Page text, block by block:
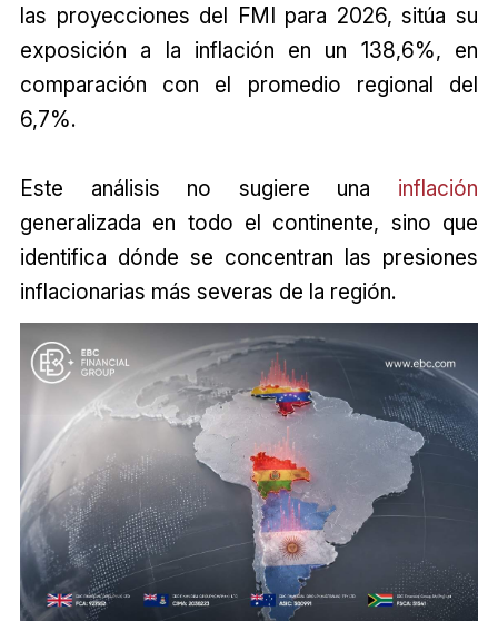
las proyecciones del FMI para 2026, sitúa su
exposición a la inflación en un 138,6%, en
comparación con el promedio regional del
6,7%.
Este análisis no sugiere una inflación
generalizada en todo el continente, sino que
identifica dónde se concentran las presiones
inflacionarias más severas de la región.